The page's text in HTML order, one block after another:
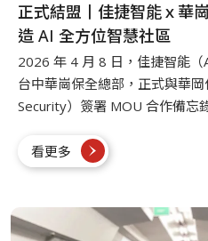
正式結盟丨佳捷智能ｘ華
造 AI 全方位智慧社區
2026 年 4 月 8 日，佳捷智能
台中華崗保全總部，正式與華
Security）簽署 MOU 合作備忘
合作聚焦 AI 智慧安防與社區場
慧應用解決方案快速落地。
看更多